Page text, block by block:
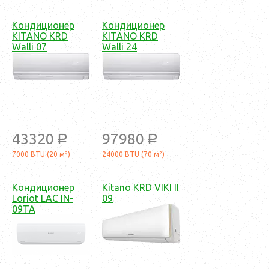
Кондиционер
KITANO KRD
Walli 07
43320 a
7000 BTU (20 м²)
Кондиционер
KITANO KRD
Walli 24
97980 a
24000 BTU (70 м²)
Кондиционер
Loriot LAC IN-
09TA
Kitano KRD VIKI II
09